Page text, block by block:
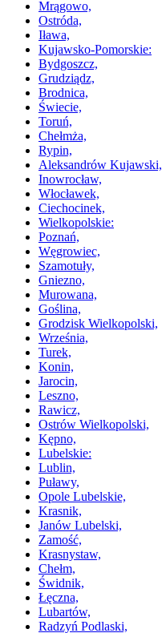
Mrągowo,
Ostróda,
Iława,
Kujawsko-Pomorskie:
Bydgoszcz,
Grudziądz,
Brodnica,
Świecie,
Toruń,
Chełmża,
Rypin,
Aleksandrów Kujawski,
Inowrocław,
Włocławek,
Ciechocinek,
Wielkopolskie:
Poznań,
Węgrowiec,
Szamotuły,
Gniezno,
Murowana,
Goślina,
Grodzisk Wielkopolski,
Września,
Turek,
Konin,
Jarocin,
Leszno,
Rawicz,
Ostrów Wielkopolski,
Kępno,
Lubelskie:
Lublin,
Puławy,
Opole Lubelskie,
Krasnik,
Janów Lubelski,
Zamość,
Krasnystaw,
Chełm,
Świdnik,
Łęczna,
Lubartów,
Radzyń Podlaski,